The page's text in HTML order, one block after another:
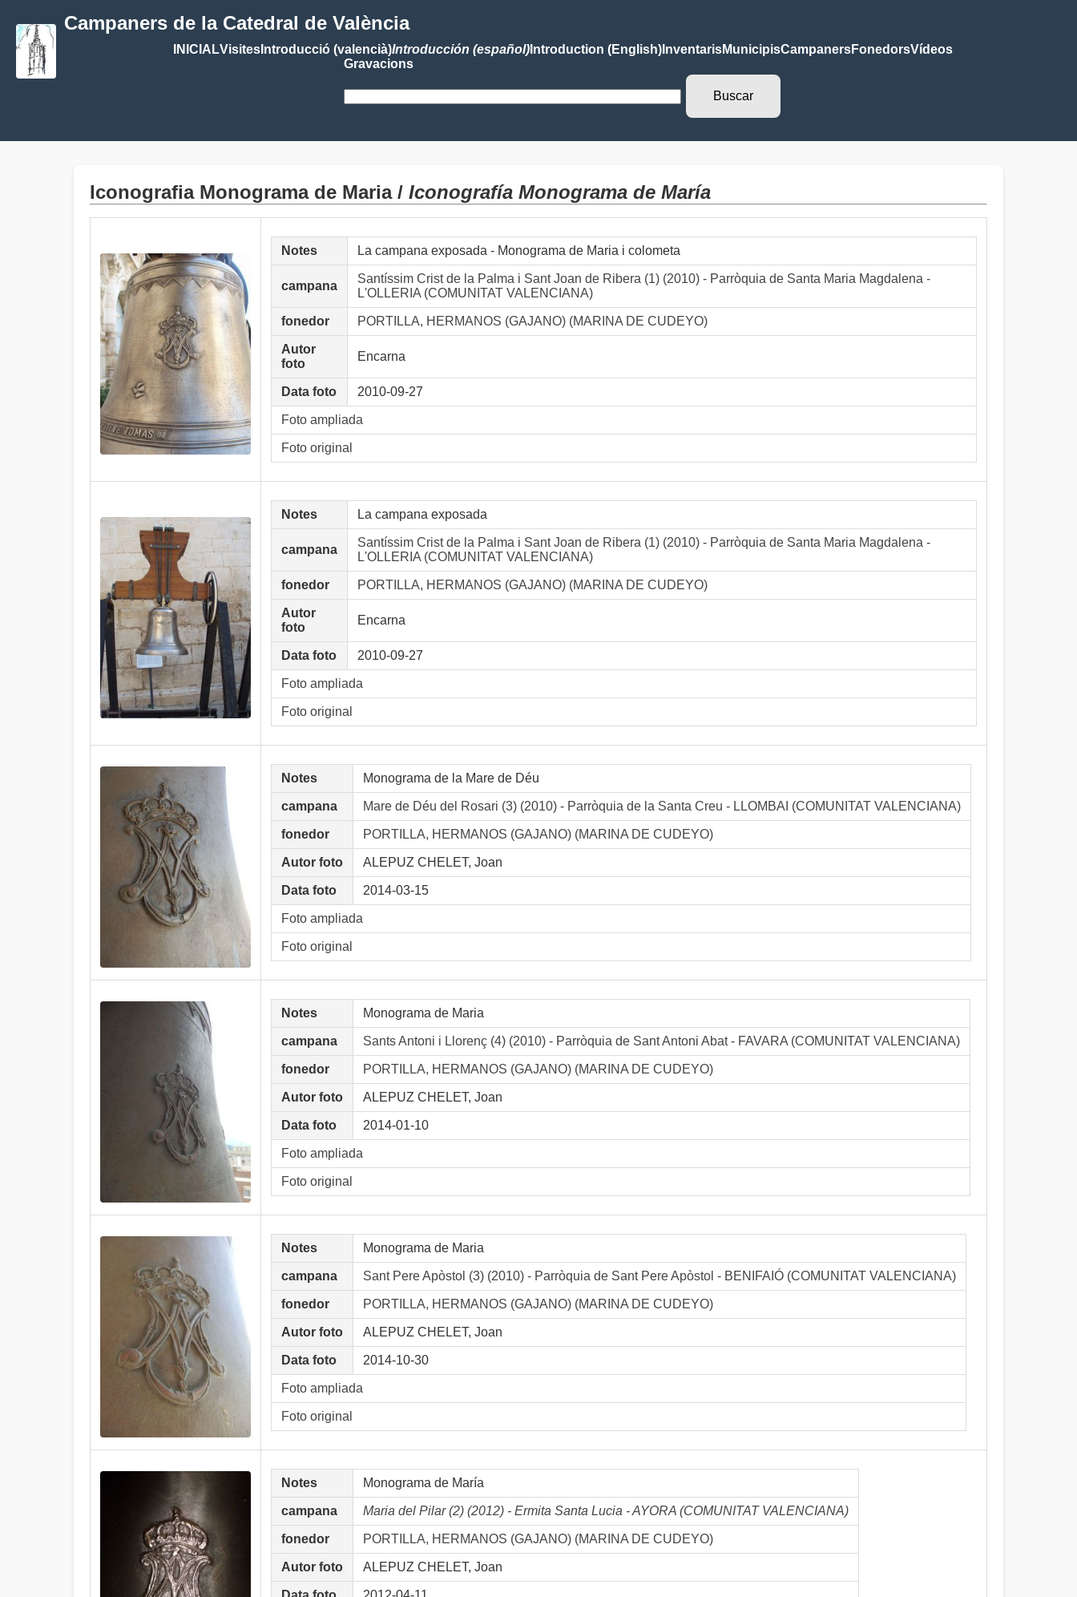
Campaners de la Catedral de València
INICIALVisitesIntroducció (valencià)Introducción (español)Introduction (English)InventarisMunicipisCampanersFonedorsVídeos
Gravacions
Iconografia Monograma de Maria / Iconografía Monograma de María
Notes La campana exposada - Monograma de Maria i colometa
campana
Santíssim Crist de la Palma i Sant Joan de Ribera (1) (2010) - Parròquia de Santa Maria Magdalena -
L'OLLERIA (COMUNITAT VALENCIANA)
fonedor PORTILLA, HERMANOS (GAJANO) (MARINA DE CUDEYO)
Autor
foto
Encarna
Data foto 2010-09-27
Foto ampliada
Foto original
Notes La campana exposada
campana
Santíssim Crist de la Palma i Sant Joan de Ribera (1) (2010) - Parròquia de Santa Maria Magdalena -
L'OLLERIA (COMUNITAT VALENCIANA)
fonedor PORTILLA, HERMANOS (GAJANO) (MARINA DE CUDEYO)
Autor
foto
Encarna
Data foto 2010-09-27
Foto ampliada
Foto original
Notes Monograma de la Mare de Déu
campana Mare de Déu del Rosari (3) (2010) - Parròquia de la Santa Creu - LLOMBAI (COMUNITAT VALENCIANA)
fonedor PORTILLA, HERMANOS (GAJANO) (MARINA DE CUDEYO)
Autor foto ALEPUZ CHELET, Joan
Data foto 2014-03-15
Foto ampliada
Foto original
Notes Monograma de Maria
campana Sants Antoni i Llorenç (4) (2010) - Parròquia de Sant Antoni Abat - FAVARA (COMUNITAT VALENCIANA)
fonedor PORTILLA, HERMANOS (GAJANO) (MARINA DE CUDEYO)
Autor foto ALEPUZ CHELET, Joan
Data foto 2014-01-10
Foto ampliada
Foto original
Notes Monograma de Maria
campana Sant Pere Apòstol (3) (2010) - Parròquia de Sant Pere Apòstol - BENIFAIÓ (COMUNITAT VALENCIANA)
fonedor PORTILLA, HERMANOS (GAJANO) (MARINA DE CUDEYO)
Autor foto ALEPUZ CHELET, Joan
Data foto 2014-10-30
Foto ampliada
Foto original
Notes Monograma de María
campana Maria del Pilar (2) (2012) - Ermita Santa Lucia - AYORA (COMUNITAT VALENCIANA)
fonedor PORTILLA, HERMANOS (GAJANO) (MARINA DE CUDEYO)
Autor foto ALEPUZ CHELET, Joan